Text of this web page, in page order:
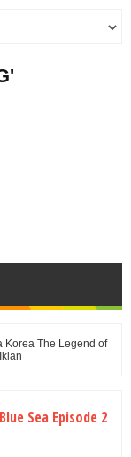
Korea The Legend of
Sea Episode 2